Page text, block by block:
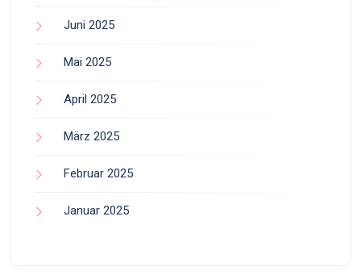
Juni 2025
Mai 2025
April 2025
März 2025
Februar 2025
Januar 2025